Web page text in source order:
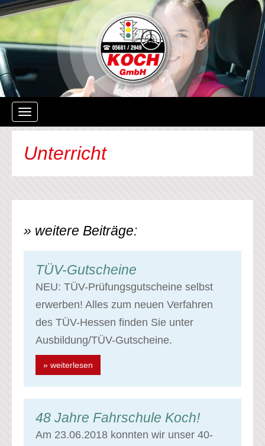
Navigation
ein-/ausblenden
Unterricht
» weitere Beiträge:
TÜV-Gutscheine
NEU: TÜV-Prüfungsgutscheine selbst
erwerben! Alles zum neuen Verfahren
des TÜV-Hessen finden Sie unter
Ausbildung/TÜV-Gutscheine.
» weiterlesen
48 Jahre Fahrschule Koch!
Am 23.06.2018 konnten wir unser 40-